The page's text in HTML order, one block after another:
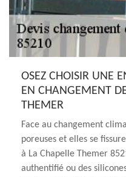
OSEZ CHOISIR UNE
EN CHANGEMENT
THEMER
Face au changement
poreuses et elles se
à La Chapelle Themer
authentifié ou des